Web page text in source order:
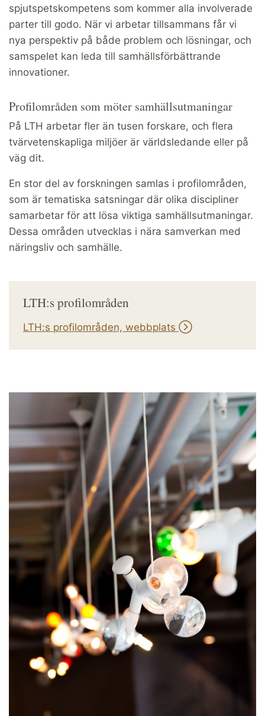
spjutspetskompetens som kommer alla involverade
parter till godo. När vi arbetar tillsammans får vi
nya perspektiv på både problem och lösningar, och
samspelet kan leda till samhällsförbättrande
innovationer.
Profilområden som möter samhällsutmaningar
På LTH arbetar fler än tusen forskare, och flera
tvärvetenskapliga miljöer är världsledande eller på
väg dit.
En stor del av forskningen samlas i profilområden,
som är tematiska satsningar där olika discipliner
samarbetar för att lösa viktiga samhällsutmaningar.
Dessa områden utvecklas i nära samverkan med
näringsliv och samhälle.
LTH:s profilområden
LTH:s profilområden, webbplats